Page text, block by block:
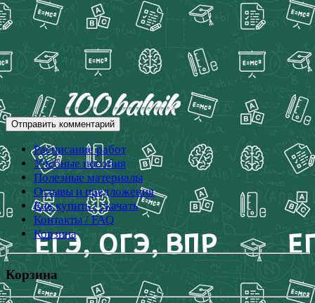
Расписание работ
Учебные пособия
Полезные материалы
Отзывы и предложения
Как купить / скачать
Контакты / FAQ
Корзина
Корзина